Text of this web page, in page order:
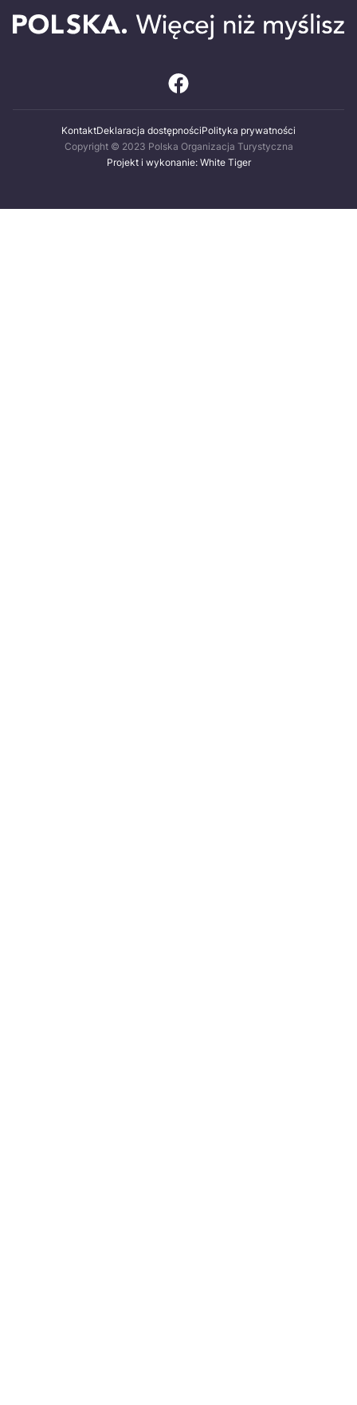
KontaktDeklaracja dostępnościPolityka prywatności
Copyright © 2023 Polska Organizacja Turystyczna
Projekt i wykonanie: White Tiger